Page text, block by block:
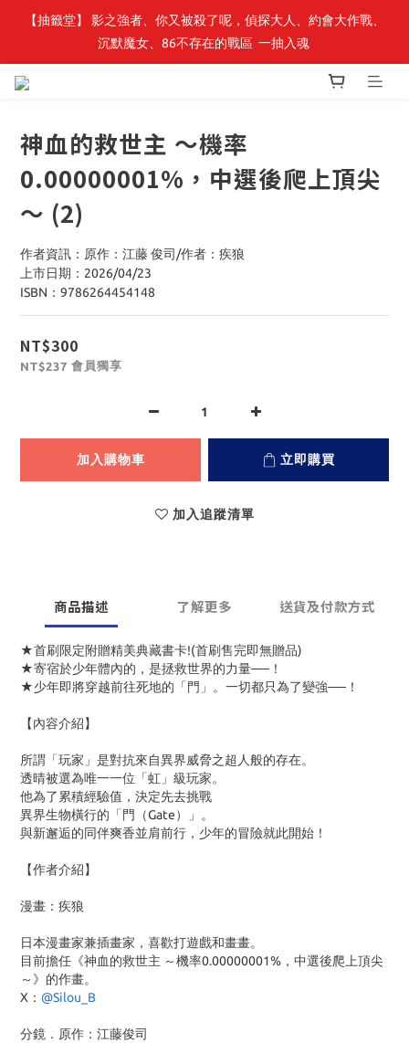
【轉生史萊姆】系列書展🌟系列小說 79 折，滿$389送「完節紀念
明信片組」
【抽籤堂】 影之強者、你又被殺了呢，偵探大人、約會大作戰、
沉默魔女、86不存在的戰區  一抽入魂
【轉生史萊姆】系列書展🌟系列小說 79 折，滿$389送「完節紀念
神血的救世主 ～機率
0.00000001%，中選後爬上頂尖
～ (2)
作者資訊：原作：江藤 俊司/作者：疾狼
上市日期：2026/04/23
ISBN：9786264454148
NT$300
NT$237 會員獨享
加入購物車 立即購買
加入追蹤清單
商品描述 了解更多 送貨及付款方式
★首刷限定附贈精美典藏書卡!(首刷售完即無贈品)
★寄宿於少年體內的，是拯救世界的力量──！
★少年即將穿越前往死地的「門」。一切都只為了變強──！
【內容介紹】
所謂「玩家」是對抗來自異界威脅之超人般的存在。
透晴被選為唯一一位「虹」級玩家。
他為了累積經驗值，決定先去挑戰
異界生物橫行的「門（Gate）」。
與新邂逅的同伴爽香並肩前行，少年的冒險就此開始！
【作者介紹】
漫畫：疾狼
日本漫畫家兼插畫家，喜歡打遊戲和畫畫。
目前擔任《神血的救世主 ～機率0.00000001%，中選後爬上頂尖
～》的作畫。
X： @Silou_B
分鏡．原作：江藤俊司